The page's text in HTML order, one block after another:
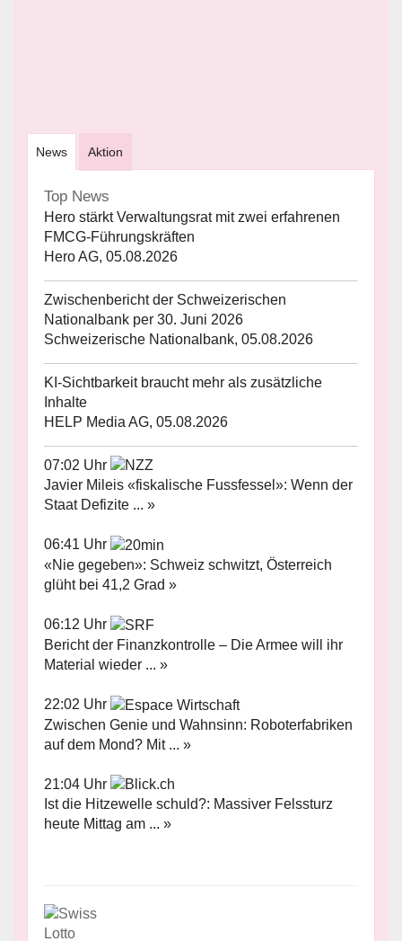
News Aktion
Top News
Hero stärkt Verwaltungsrat mit zwei erfahrenen
FMCG-Führungskräften
Hero AG, 05.08.2026
Zwischenbericht der Schweizerischen
Nationalbank per 30. Juni 2026
Schweizerische Nationalbank, 05.08.2026
KI-Sichtbarkeit braucht mehr als zusätzliche
Inhalte
HELP Media AG, 05.08.2026
07:02 Uhr
Javier Mileis «fiskalische Fussfessel»: Wenn der
Staat Defizite ... »
06:41 Uhr
«Nie gegeben»: Schweiz schwitzt, Österreich
glüht bei 41,2 Grad »
06:12 Uhr
Bericht der Finanzkontrolle – Die Armee will ihr
Material wieder ... »
22:02 Uhr
Zwischen Genie und Wahnsinn: Roboterfabriken
auf dem Mond? Mit ... »
21:04 Uhr
Ist die Hitzewelle schuld?: Massiver Felssturz
heute Mittag am ... »